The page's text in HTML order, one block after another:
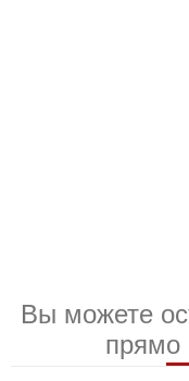
Вы можете
прямо